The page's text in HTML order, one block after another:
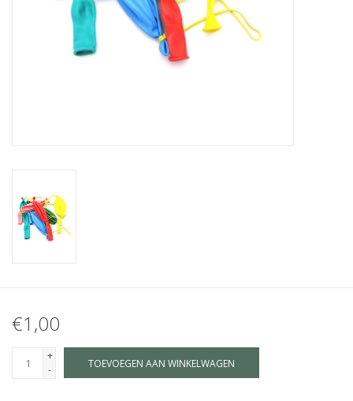
€1,00
+
-
TOEVOEGEN AAN WINKELWAGEN